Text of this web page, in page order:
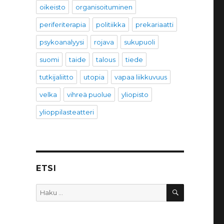
oikeisto organisoituminen
periferiterapia politiikka prekariaatti
psykoanalyysi rojava sukupuoli
suomi taide talous tiede
tutkijaliitto utopia vapaa liikkuvuus
velka vihreä puolue yliopisto
ylioppilasteatteri
ETSI
Etsi: HAKU